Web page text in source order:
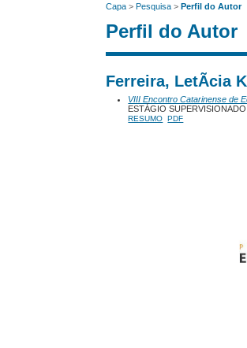
Capa >Pesquisa >Perfil do Autor
Perfil do Autor
Ferreira, LetÃ­cia
VIII Encontro Catarinense de
ESTÁGIO
RESUMO PDF